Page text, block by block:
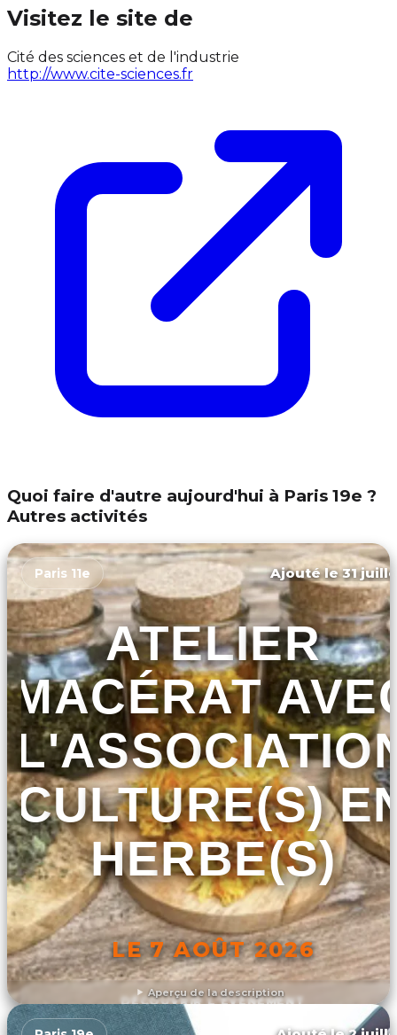
Visitez le site de
Cité des sciences et de l'industrie
http://www.cite-sciences.fr
Quoi faire d'autre aujourd'hui à Paris 19e ?
Autres activités
Aperçu de la description
Paris 11e Ajouté le 31
ATELIER
MACÉRAT
CULTURE(S)
HERBE(S)
LE 7 AOÛT 2026
DÉCOUVRIR L'ÉVÉNEMENT